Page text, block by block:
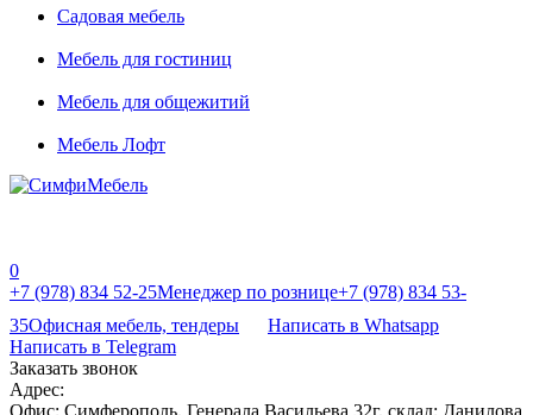
Садовая мебель
Мебель для гостиниц
Мебель для общежитий
Мебель Лофт
0
+7 (978) 834 52-25Менеджер по рознице+7 (978) 834 53-
35Офисная мебель, тендеры
Написать в Whatsapp
Написать в Telegram
Заказать звонок
Адрес:
Офис: Симферополь, Генерала Васильева 32г, склад: Данилова